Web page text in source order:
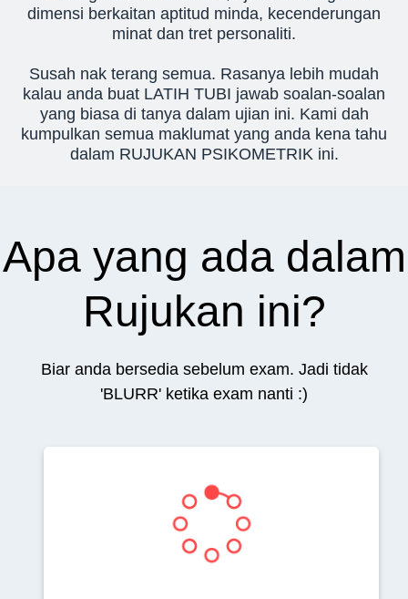
dimensi berkaitan aptitud minda, kecenderungan
minat dan tret personaliti.
Susah nak terang semua. Rasanya lebih mudah
kalau anda buat LATIH TUBI jawab soalan-soalan
yang biasa di tanya dalam ujian ini. Kami dah
kumpulkan semua maklumat yang anda kena tahu
dalam RUJUKAN PSIKOMETRIK ini.
Apa yang ada dalam
Rujukan ini?
Biar anda bersedia sebelum exam. Jadi tidak
'BLURR' ketika exam nanti :)